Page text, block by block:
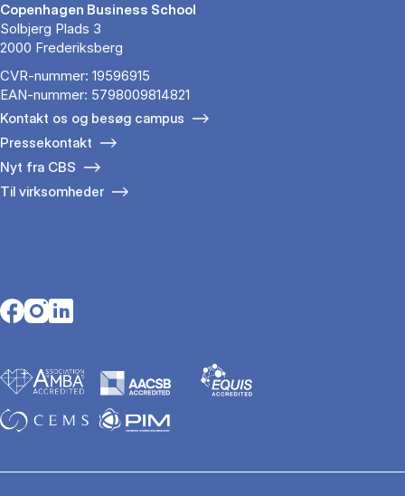
Copenhagen Business School
Solbjerg Plads 3
2000 Frederiksberg
CVR-nummer: 19596915
EAN-nummer: 5798009814821
Kontakt os og besøg campus
Pressekontakt
Nyt fra CBS
Til virksomheder
Opens in a new tab
Opens in a new tab
Opens in a new tab